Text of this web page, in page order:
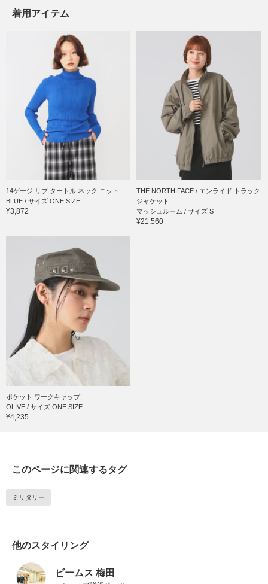
着用アイテム
14ゲージ リブ タートル ネック ニット
BLUE / サイズ ONE SIZE
¥3,872
THE NORTH FACE / エンライド トラック
ジャケット
マッシュルーム / サイズ S
¥21,560
ポケット ワークキャップ
OLIVE / サイズ ONE SIZE
¥4,235
このページに関連するタグ
ミリタリー
他のスタイリング
ビームス 梅田